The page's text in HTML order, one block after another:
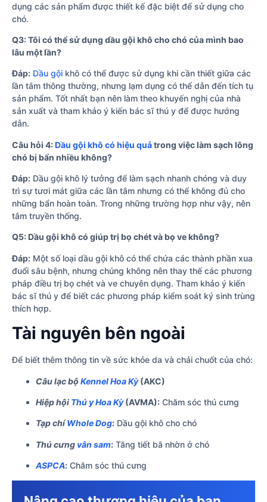
dụng các sản phẩm được thiết kế đặc biệt để sử dụng cho
chó.
Q3: Tôi có thể sử dụng dầu gội khô cho chó của mình bao
lâu một lần?
Đáp: Dầu gội khô có thể được sử dụng khi cần thiết giữa các
lần tắm thông thường, nhưng lạm dụng có thể dẫn đến tích tụ
sản phẩm. Tốt nhất bạn nên làm theo khuyến nghị của nhà
sản xuất và tham khảo ý kiến bác sĩ thú y để được hướng
dẫn.
Câu hỏi 4:Dầu gội khô có hiệu quảtrong việc làm sạch lông
chó bị bẩn nhiều không?
Đáp: Dầu gội khô lý tưởng để làm sạch nhanh chóng và duy
trì sự tươi mát giữa các lần tắm nhưng có thể không đủ cho
những bẩn hoàn toàn. Trong những trường hợp như vậy, nên
tắm truyền thống.
Q5: Dầu gội khô có giúp trị bọ chét và bọ ve không?
Đáp: Một số loại dầu gội khô có thể chứa các thành phần xua
đuổi sâu bệnh, nhưng chúng không nên thay thế các phương
pháp điều trị bọ chét và ve chuyên dụng. Tham khảo ý kiến
bác sĩ thú y để biết các phương pháp kiểm soát ký sinh trùng
thích hợp.
Tài nguyên bên ngoài
Để biết thêm thông tin về sức khỏe da và chải chuốt của chó:
Câu lạc bộ Kennel Hoa Kỳ(AKC)
Hiệp hội Thú y Hoa Kỳ(AVMA): Chăm sóc thú cưng
Tạp chí Whole Dog: Dầu gội khô cho chó
Thú cưng vân sam: Tăng tiết bã nhờn ở chó
ASPCA: Chăm sóc thú cưng